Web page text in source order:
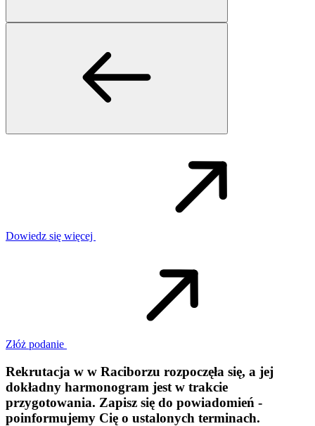
Dowiedz się więcej
Złóż podanie
Rekrutacja w w Raciborzu rozpoczęła się, a jej
dokładny harmonogram jest w trakcie
przygotowania. Zapisz się do powiadomień -
poinformujemy Cię o ustalonych terminach.